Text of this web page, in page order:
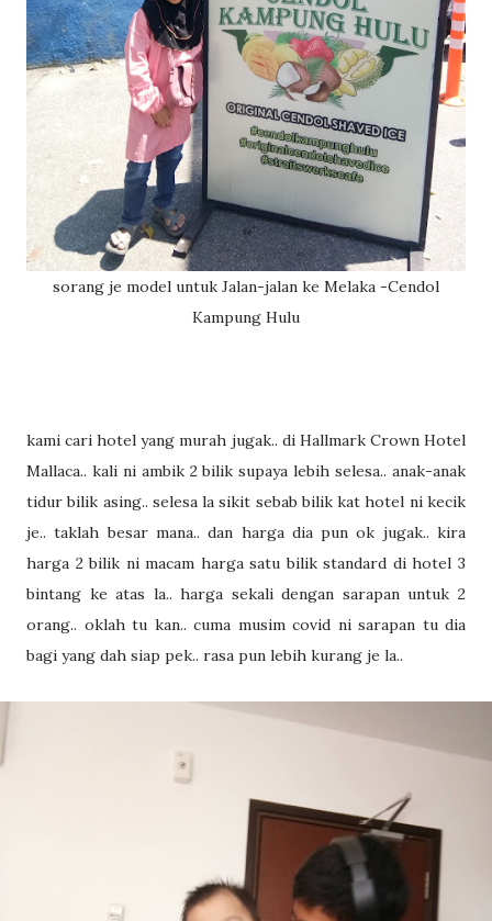
sorang je model untuk Jalan-jalan ke Melaka -Cendol
Kampung Hulu
kami cari hotel yang murah jugak.. di Hallmark Crown Hotel
Mallaca.. kali ni ambik 2 bilik supaya lebih selesa.. anak-anak
tidur bilik asing.. selesa la sikit sebab bilik kat hotel ni kecik
je.. taklah besar mana.. dan harga dia pun ok jugak.. kira
harga 2 bilik ni macam harga satu bilik standard di hotel 3
bintang ke atas la.. harga sekali dengan sarapan untuk 2
orang.. oklah tu kan.. cuma musim covid ni sarapan tu dia
bagi yang dah siap pek.. rasa pun lebih kurang je la..